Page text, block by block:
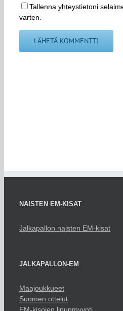
Tallenna yhteystietoni
varten.
NAISTEN EM-KISAT
Jalkapallon naisten EM-kisat
JALKAPALLON-EM
Maajoukkueet
Suomen ottelut